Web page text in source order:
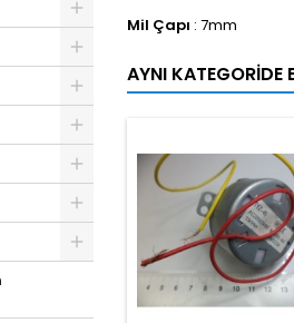
Mil Çapı : 7mm
AYNI KATEGORIDE